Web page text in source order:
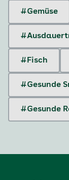
#Gemüse
#Fisch
#Gesunde
#Gesunde